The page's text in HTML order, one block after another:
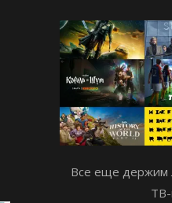
Все еще держим
ТВ-